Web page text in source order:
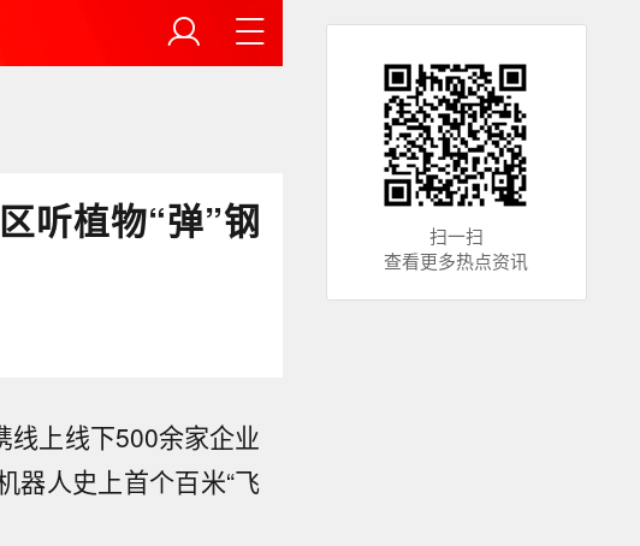
听植物“弹”钢
线上线下500余家企业
器人史上首个百米“飞
扫一扫
查看更多热点资讯